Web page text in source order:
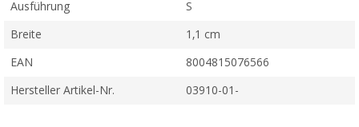
Ausführung S
Breite 1,1 cm
EAN 8004815076566
Hersteller Artikel-Nr. 03910-01-